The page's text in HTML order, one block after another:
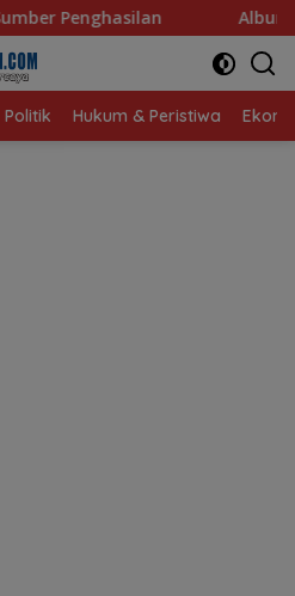
Albumin Haruan, Protein
Politik Hukum & Peristiwa